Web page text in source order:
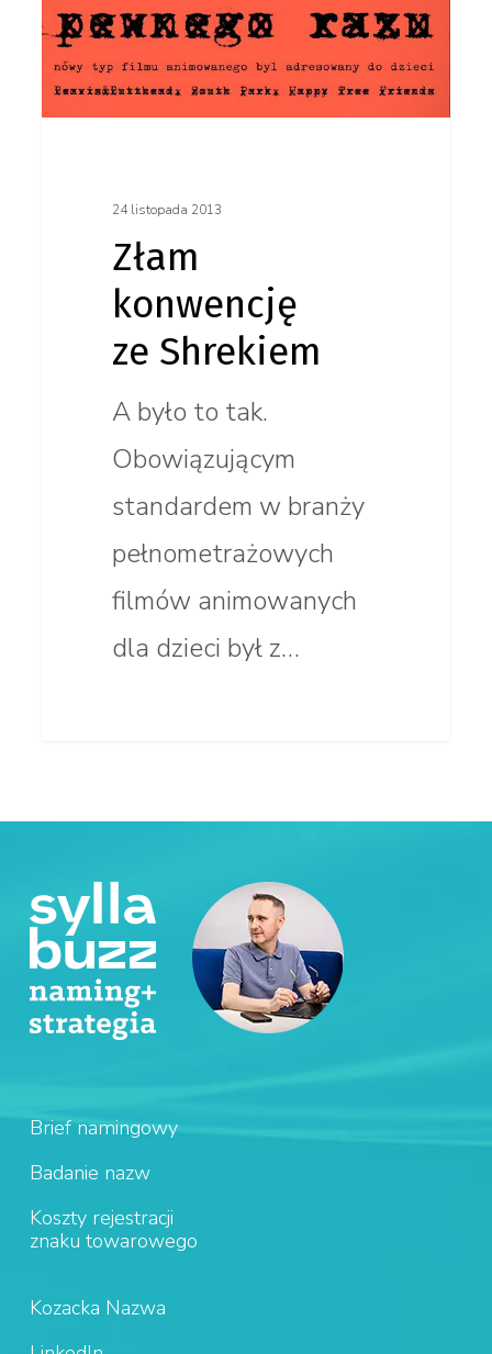
konwencję
ze Shrekiem
24 listopada 2013
Złam
konwencję
ze Shrekiem
A było to tak.
Obowiązującym
standardem w branży
pełnometrażowych
filmów animowanych
dla dzieci był z…
Brief namingowy
Badanie nazw
Koszty rejestracji
znaku towarowego
Kozacka Nazwa